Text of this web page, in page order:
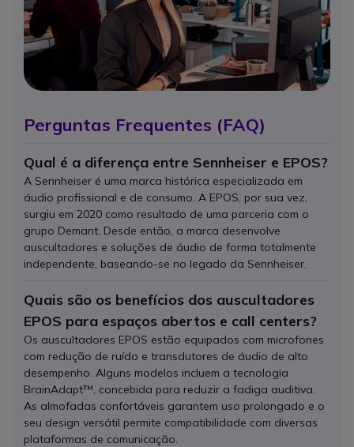
Perguntas Frequentes (FAQ)
Qual é a diferença entre Sennheiser e EPOS?
A Sennheiser é uma marca histórica especializada em
áudio profissional e de consumo. A EPOS, por sua vez,
surgiu em 2020 como resultado de uma parceria com o
grupo Demant. Desde então, a marca desenvolve
auscultadores e soluções de áudio de forma totalmente
independente, baseando-se no legado da Sennheiser.
Quais são os benefícios dos auscultadores
EPOS para espaços abertos e call centers?
Os auscultadores EPOS estão equipados com microfones
com redução de ruído e transdutores de áudio de alto
desempenho. Alguns modelos incluem a tecnologia
BrainAdapt™, concebida para reduzir a fadiga auditiva.
As almofadas confortáveis garantem uso prolongado e o
seu design versátil permite compatibilidade com diversas
plataformas de comunicação.